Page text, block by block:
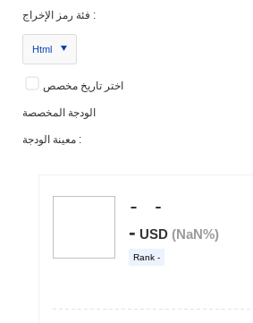
فئة رمز الإخراج :
Html
اختر تاريخ مخصص
الودجة المخصصة
معينة الودجة :